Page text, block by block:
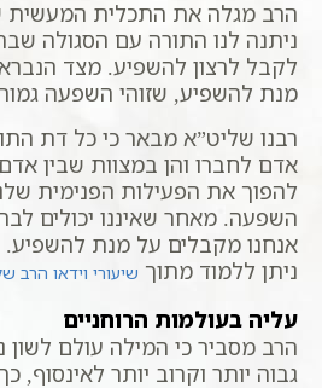
הרב מגלה את התכלית המעשית
ניתנה לנו התורה עם הסגולה
לקבל לרצון להשפיע. מצד
מנת להשפיע, שזוהי השפעה
רבנו שליט”א מבאר כי כל דת
אדם לחברו והן במצוות שבין
להפוך את הפעילות הפנימית
השפעה. מאחר שאיננו יכולים
אנחנו מקבלים על מנת להשפיע.
ניתן ללמוד מתוך שיעורי וידאו הרב
עליה בעולמות הרוחניים
הרב מסביר כי המילה עולם
גבוה יותר וקרוב יותר לאינסוף,